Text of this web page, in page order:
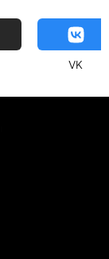
VK